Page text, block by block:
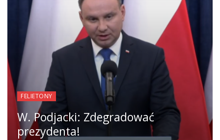
FELIETONY
W. Podjacki: Zdegradować
prezydenta!